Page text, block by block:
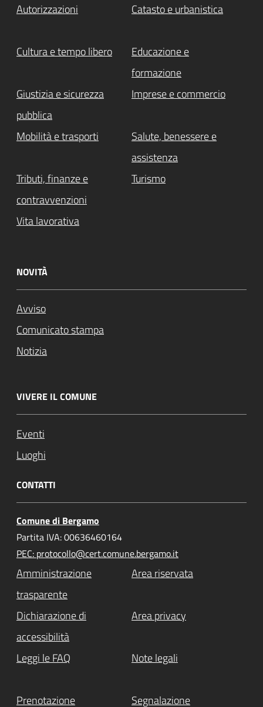
Autorizzazioni Catasto e urbanistica
Cultura e tempo libero
Educazione e
formazione
Giustizia e sicurezza
pubblica
Imprese e commercio
Mobilità e trasporti
Salute, benessere e
assistenza
Tributi, finanze e
contravvenzioni
Turismo
Vita lavorativa
NOVITÀ
Avviso
Comunicato stampa
Notizia
VIVERE IL COMUNE
Eventi
Luoghi
CONTATTI
Comune di Bergamo
Partita IVA: 00636460164
PEC: protocollo@cert.comune.bergamo.it
Amministrazione
trasparente
Area riservata
Dichiarazione di
accessibilità
Area privacy
Leggi le FAQ Note legali
Prenotazione Segnalazione